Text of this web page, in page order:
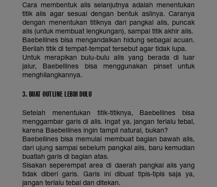
Cara membentuk alis selanjutnya adalah menentukan
titik alis agar sesuai dengan bentuk aslinya. Caranya
dengan menentukan titiknya dari pangkal alis, puncak
alis (untuk membuat lengkungan), sampai titik akhir alis.
Baebellines bisa mengandalkan hidung sebagai acuan.
Berilah titik di tempat-tempat tersebut agar tidak lupa.
Untuk merapikan bulu-bulu alis yang berada di luar
jalur, Baebellines bisa menggunakan pinset untuk
menghilangkannya.
3. BUAT OUTLINE LEBIH DULU
Setelah menentukan titik-titiknya, Baebellines bisa
menggambar garis di alis. Ingat ya, jangan terlalu tebal,
karena Baebellines ingin tampil natural, bukan?
Baebellines bisa memulai membuat bagian bawah alis,
dari ujung sampai sebelum pangkal alis, baru kemudian
buatlah garis di bagian atas.
Sisakan seperempat area di daerah pangkal alis yang
tidak diberi garis. Garis ini dibuat tipis-tipis saja ya,
jangan terlalu tebal dan ditekan.